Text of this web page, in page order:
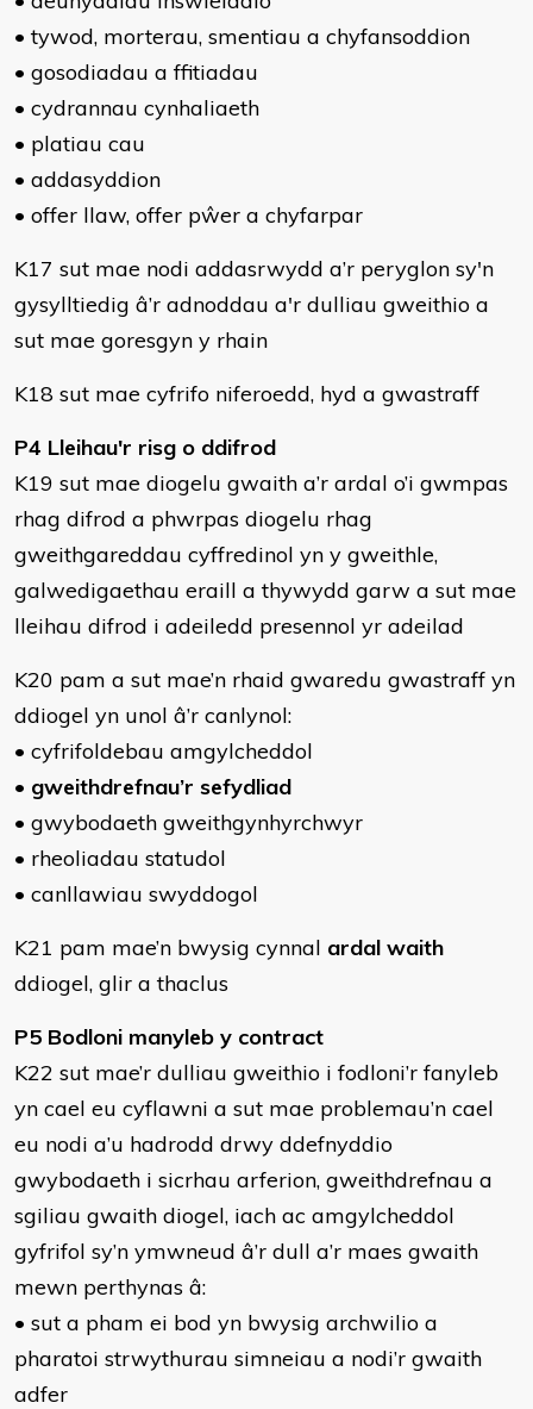
• tywod, morterau, smentiau a chyfansoddion
• gosodiadau a ffitiadau
• cydrannau cynhaliaeth
• platiau cau
• addasyddion
• offer llaw, offer pŵer a chyfarpar
K17 sut mae nodi addasrwydd a’r peryglon sy'n
gysylltiedig â’r adnoddau a'r dulliau gweithio a
sut mae goresgyn y rhain
K18 sut mae cyfrifo niferoedd, hyd a gwastraff
P4 Lleihau'r risg o ddifrod
K19 sut mae diogelu gwaith a’r ardal o’i gwmpas
rhag difrod a phwrpas diogelu rhag
gweithgareddau cyffredinol yn y gweithle,
galwedigaethau eraill a thywydd garw a sut mae
lleihau difrod i adeiledd presennol yr adeilad
K20 pam a sut mae’n rhaid gwaredu gwastraff yn
ddiogel yn unol â’r canlynol:
• cyfrifoldebau amgylcheddol
• gweithdrefnau’r sefydliad
• gwybodaeth gweithgynhyrchwyr
• rheoliadau statudol
• canllawiau swyddogol
K21 pam mae’n bwysig cynnal ardal waith
ddiogel, glir a thaclus
P5 Bodloni manyleb y contract
K22 sut mae’r dulliau gweithio i fodloni’r fanyleb
yn cael eu cyflawni a sut mae problemau’n cael
eu nodi a’u hadrodd drwy ddefnyddio
gwybodaeth i sicrhau arferion, gweithdrefnau a
sgiliau gwaith diogel, iach ac amgylcheddol
gyfrifol sy’n ymwneud â’r dull a’r maes gwaith
mewn perthynas â:
• sut a pham ei bod yn bwysig archwilio a
pharatoi strwythurau simneiau a nodi’r gwaith
adfer